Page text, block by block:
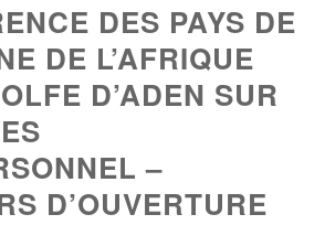
DES PAYS DE
DE L’AFRIQUE
D’ADEN SUR
–
D’OUVERTURE